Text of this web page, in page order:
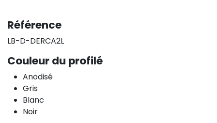
Référence
LB-D-DERCA2L
Couleur du profilé
Anodisé
Gris
Blanc
Noir